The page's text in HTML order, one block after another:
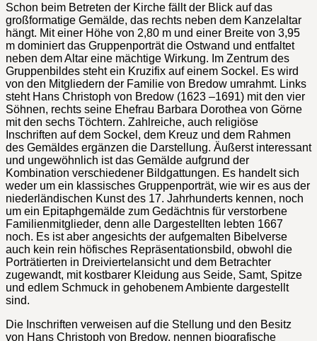
Schon beim Betreten der Kirche fällt der Blick auf das
großformatige Gemälde, das rechts neben dem Kanzelaltar
hängt. Mit einer Höhe von 2,80 m und einer Breite von 3,95
m dominiert das Gruppenporträt die Ostwand und entfaltet
neben dem Altar eine mächtige Wirkung. Im Zentrum des
Gruppenbildes steht ein Kruzifix auf einem Sockel. Es wird
von den Mitgliedern der Familie von Bredow umrahmt. Links
steht Hans Christoph von Bredow (1623 –1691) mit den vier
Söhnen, rechts seine Ehefrau Barbara Dorothea von Görne
mit den sechs Töchtern. Zahlreiche, auch religiöse
Inschriften auf dem Sockel, dem Kreuz und dem Rahmen
des Gemäldes ergänzen die Darstellung. Äußerst interessant
und ungewöhnlich ist das Gemälde aufgrund der
Kombination verschiedener Bildgattungen. Es handelt sich
weder um ein klassisches Gruppenporträt, wie wir es aus der
niederländischen Kunst des 17. Jahrhunderts kennen, noch
um ein Epitaphgemälde zum Gedächtnis für verstorbene
Familienmitglieder, denn alle Dargestellten lebten 1667
noch. Es ist aber angesichts der aufgemalten Bibelverse
auch kein rein höfisches Repräsentationsbild, obwohl die
Porträtierten in Dreiviertelansicht und dem Betrachter
zugewandt, mit kostbarer Kleidung aus Seide, Samt, Spitze
und edlem Schmuck in gehobenem Ambiente dargestellt
sind.
Die Inschriften verweisen auf die Stellung und den Besitz
von Hans Christoph von Bredow, nennen biografische